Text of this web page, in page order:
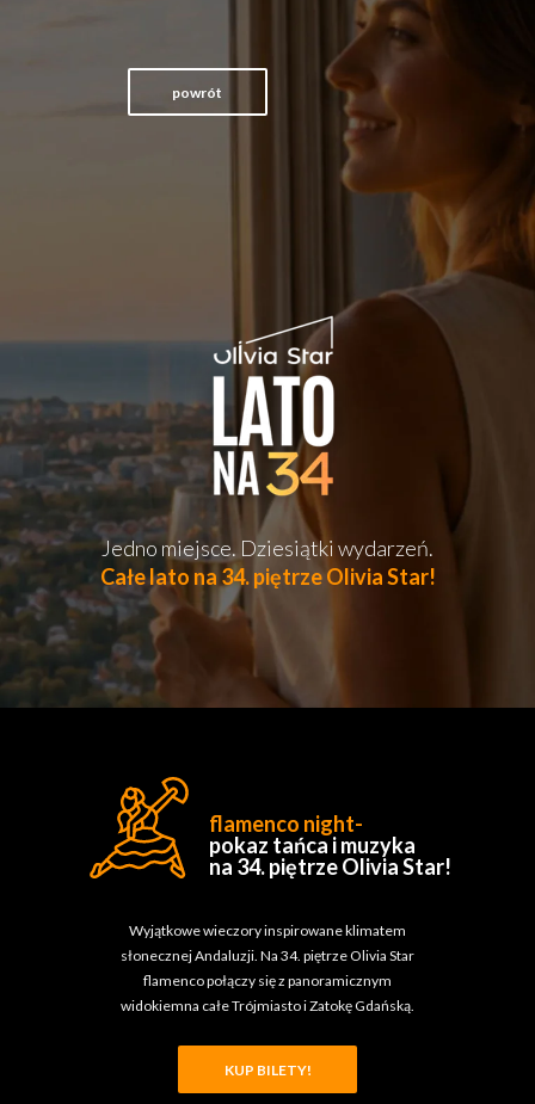
Całe lato na 34. piętrze Olivia Star!
Jedno miejsce. Dziesiątki wydarzeń.
powrót
Wyjątkowe wieczory inspirowane klimatem
słonecznej Andaluzji. Na 34. piętrze Olivia Star
flamenco połączy się z panoramicznym
widokiemna całe Trójmiasto i Zatokę Gdańską.
flamenco night-
pokaz tańca i muzyka
na 34. piętrze Olivia Star!
KUP BILETY!